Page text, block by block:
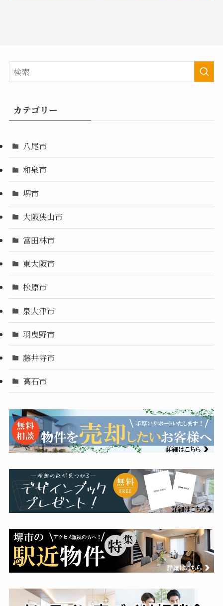
カテゴリー
八尾市
和泉市
堺市
大阪狭山市
富田林市
東大阪市
松原市
泉大津市
羽曳野市
藤井寺市
高石市